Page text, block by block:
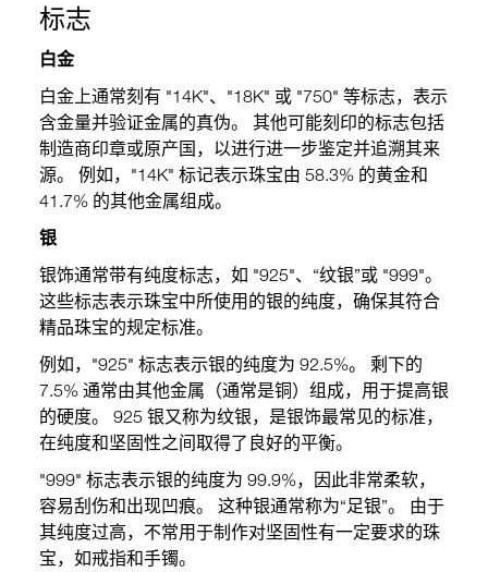
标志
白金
白金上通常刻有 "14K"、"18K" 或 "750" 等标志，表示
含金量并验证金属的真伪。 其他可能刻印的标志包括
制造商印章或原产国，以进行进一步鉴定并追溯其来
源。 例如，"14K" 标记表示珠宝由 58.3% 的黄金和
41.7% 的其他金属组成。
银
银饰通常带有纯度标志，如 "925"、“纹银”或 "999"。
这些标志表示珠宝中所使用的银的纯度，确保其符合
精品珠宝的规定标准。
例如，"925" 标志表示银的纯度为 92.5%。 剩下的
7.5% 通常由其他金属（通常是铜）组成，用于提高银
的硬度。 925 银又称为纹银，是银饰最常见的标准，
在纯度和坚固性之间取得了良好的平衡。
"999" 标志表示银的纯度为 99.9%，因此非常柔软，
容易刮伤和出现凹痕。 这种银通常称为“足银”。 由于
其纯度过高，不常用于制作对坚固性有一定要求的珠
宝，如戒指和手镯。